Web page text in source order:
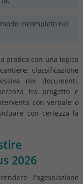
incompleto nei
pratica con una logica
classificazione
dei documenti,
tra progetto e
con verbale o
con certezza la
2026
l'agevolazione